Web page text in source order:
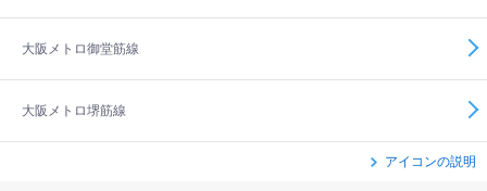
大阪メトロ御堂筋線
大阪メトロ堺筋線
アイコンの説明